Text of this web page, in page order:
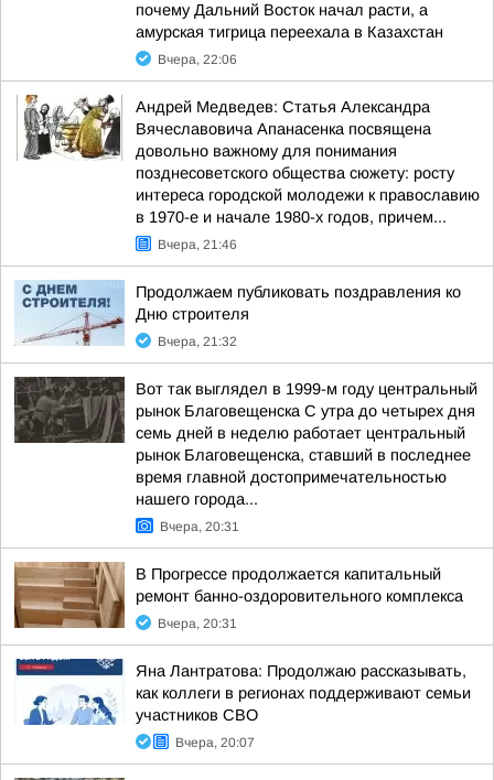
почему Дальний Восток начал расти, а
амурская тигрица переехала в Казахстан
Вчера, 22:06
Андрей Медведев: Статья Александра
Вячеславовича Апанасенка посвящена
довольно важному для понимания
позднесоветского общества сюжету: росту
интереса городской молодежи к православию
в 1970-е и начале 1980-х годов, причем...
Вчера, 21:46
Продолжаем публиковать поздравления ко
Дню строителя
Вчера, 21:32
Вот так выглядел в 1999-м году центральный
рынок Благовещенска С утра до четырех дня
семь дней в неделю работает центральный
рынок Благовещенска, ставший в последнее
время главной достопримечательностью
нашего города...
Вчера, 20:31
В Прогрессе продолжается капитальный
ремонт банно-оздоровительного комплекса
Вчера, 20:31
Яна Лантратова: Продолжаю рассказывать,
как коллеги в регионах поддерживают семьи
участников СВО
Вчера, 20:07